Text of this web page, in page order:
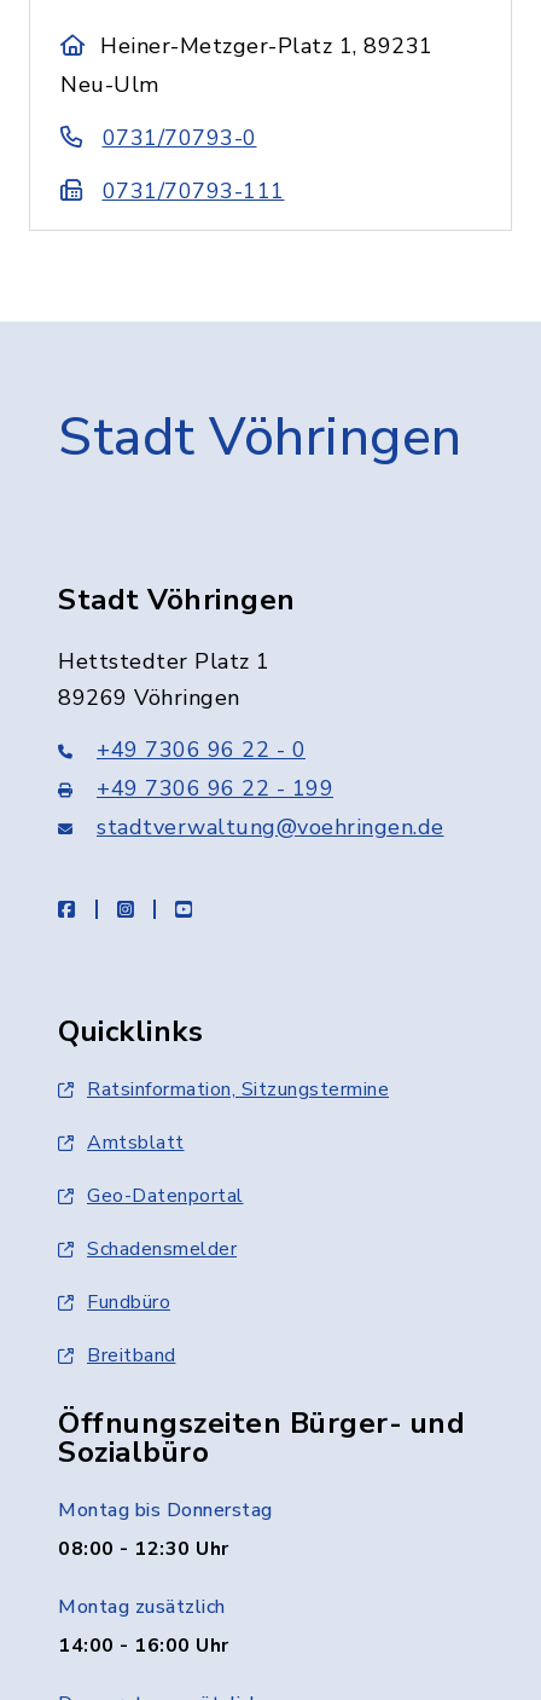
Heiner-Metzger-Platz 1, 89231
Neu-Ulm
0731/70793-0
0731/70793-111
Stadt Vöhringen
Stadt Vöhringen
Hettstedter Platz 1
89269 Vöhringen
+49 7306 96 22 - 0
+49 7306 96 22 - 199
stadtverwaltung@voehringen.de
facebookinstagramyoutube
Quicklinks
Ratsinformation, Sitzungstermine
Amtsblatt
Geo-Datenportal
Schadensmelder
Fundbüro
Breitband
Öffnungszeiten Bürger- und
Sozialbüro
Montag bis Donnerstag
08:00 - 12:30 Uhr
Montag zusätzlich
14:00 - 16:00 Uhr